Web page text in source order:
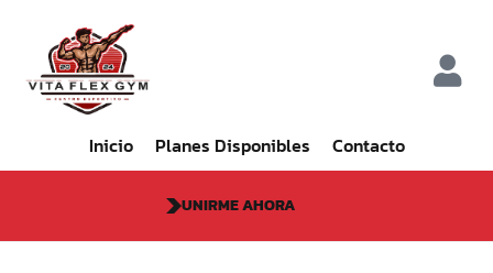
Inicio Planes Disponibles Contacto
UNIRME AHORA